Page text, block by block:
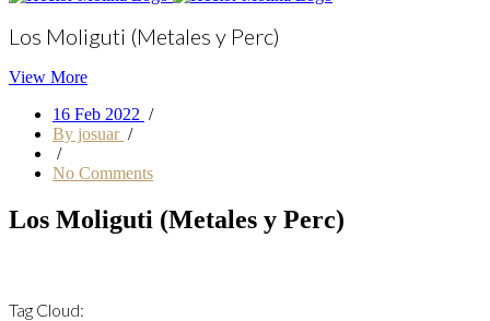
Los Moliguti (Metales y Perc)
View More
16 Feb 2022 /
By josuar /
/
No Comments
Los Moliguti (Metales y Perc)
Tag Cloud: